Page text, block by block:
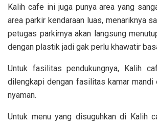
Kalih cafe ini juga punya area yang
area parkir kendaraan luas, menariknya
petugas parkirnya akan langsung
dengan plastik jadi gak perlu khawatir
Untuk fasilitas pendukungnya, Kalih
dilengkapi dengan fasilitas kamar mandi
nyaman.
Untuk menu yang disuguhkan di Kalih